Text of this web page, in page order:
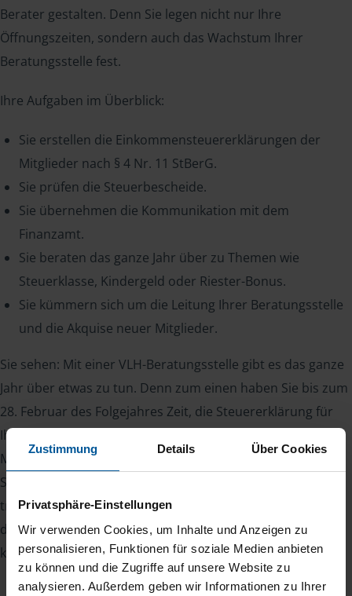
Zustimmung Details Über Cookies
Privatsphäre-Einstellungen
Wir verwenden Cookies, um Inhalte und Anzeigen zu
personalisieren, Funktionen für soziale Medien anbieten
zu können und die Zugriffe auf unsere Website zu
analysieren. Außerdem geben wir Informationen zu Ihrer
Berater gestalten. Denn Sie legen nicht nur Ihre
Öffnungszeiten, sondern auch das Wachstum Ihrer
Beratungsstelle fest.
Ihre Aufgaben im Überblick:
Sie erstellen die Einkommensteuererklärungen der
Mitglieder nach § 4 Nr. 11 StBerG.
Sie prüfen die Steuerbescheide.
Sie übernehmen die Kommunikation mit dem
Finanzamt.
Sie beraten das ganze Jahr über zu Themen wie
Steuerklasse, Kindergeld oder Riester-Bonus.
Sie kümmern sich um die Leitung Ihrer Beratungsstelle
und die Akquise neuer Mitglieder.
Sie sehen: Mit einer VLH-Beratungsstelle gibt es das ganze
Jahr über etwas zu tun. Denn zum einen haben Sie bis zum
28. Februar des Folgejahres Zeit, die Steuererklärung für
Ihre Mitglieder abzugeben, zum anderen kommen
Mitglieder auch während des Jahres mit Steuerfragen auf
Sie zu. Ihr Vorteil: Zufriedene Mitglieder bleiben viele Jahre
treu und sorgen für Planungssicherheit. Somit kennt man
den eigenen Bestand und kann damit zuverlässig das
kommende Jahr kalkulieren.